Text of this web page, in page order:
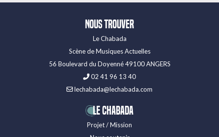
Nous trouver
Le Chabada
Scène de Musiques Actuelles
56 Boulevard du Doyenné 49100 ANGERS
02 41 96 13 40
lechabada@lechabada.com
LE CHABADA
Projet / Mission